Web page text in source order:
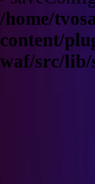
/home/
content/
waf/src/lib/